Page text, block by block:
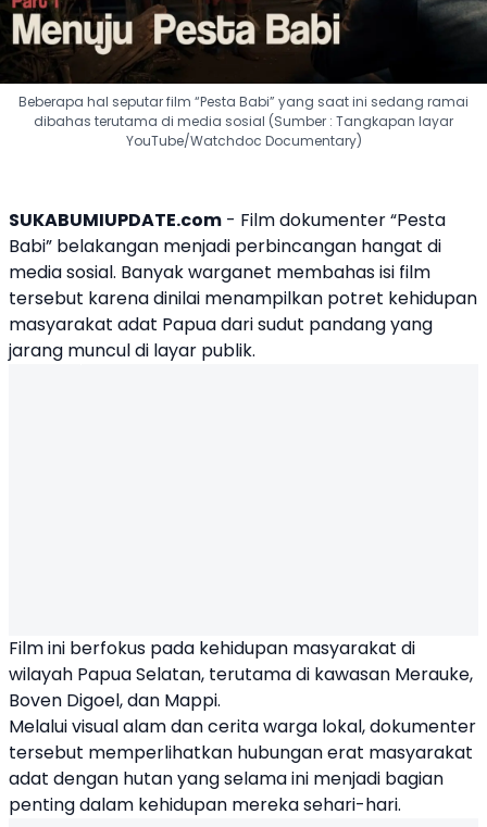
Beberapa hal seputar film “Pesta Babi” yang saat ini sedang ramai
dibahas terutama di media sosial (Sumber : Tangkapan layar
YouTube/Watchdoc Documentary)
SUKABUMIUPDATE.com - Film dokumenter “Pesta
Babi” belakangan menjadi perbincangan hangat di
media sosial. Banyak warganet membahas isi film
tersebut karena dinilai menampilkan potret kehidupan
masyarakat adat Papua dari sudut pandang yang
jarang muncul di layar publik.
Film ini berfokus pada kehidupan masyarakat di
wilayah Papua Selatan, terutama di kawasan Merauke,
Boven Digoel, dan Mappi.
Melalui visual alam dan cerita warga lokal, dokumenter
tersebut memperlihatkan hubungan erat masyarakat
adat dengan hutan yang selama ini menjadi bagian
penting dalam kehidupan mereka sehari-hari.